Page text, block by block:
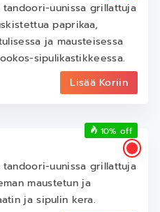
uunissa grillattuja
paprikaa,
ja mausteisessa
sipulikastikkeessa.
Lisää Koriin
uunissa grillattuja
maustetun ja
ja sipulin kera.
10% off